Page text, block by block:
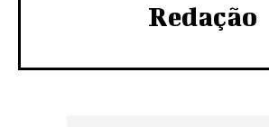
Redação